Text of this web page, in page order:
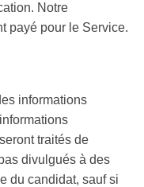
Notre
payé pour le Service.
informations
traités de
divulgués à des
du candidat, sauf si